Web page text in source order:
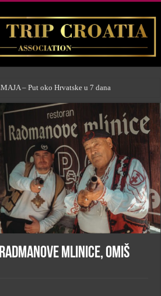
– Put oko Hrvatske u 7 dana
Radmanove mlinice, Omiš